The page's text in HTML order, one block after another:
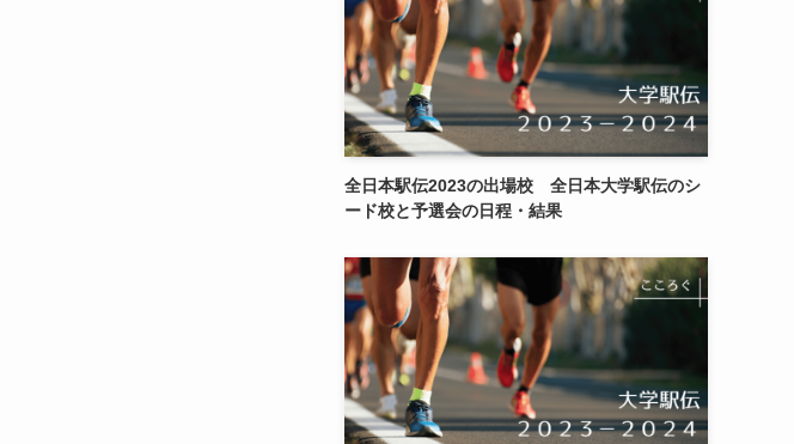
全日本駅伝2023の出場校 全日本大学駅伝のシ
ード校と予選会の日程・結果